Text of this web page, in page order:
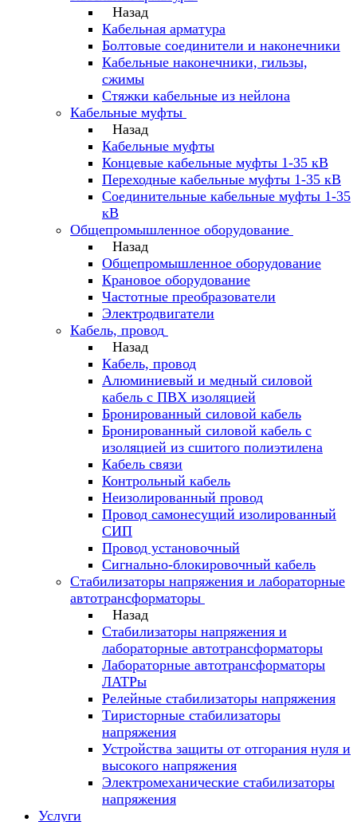
Назад
Кабельная арматура
Болтовые соединители и наконечники
Кабельные наконечники, гильзы,
сжимы
Стяжки кабельные из нейлона
Кабельные муфты
Назад
Кабельные муфты
Концевые кабельные муфты 1-35 кВ
Переходные кабельные муфты 1-35 кВ
Соединительные кабельные муфты 1-35
кВ
Общепромышленное оборудование
Назад
Общепромышленное оборудование
Крановое оборудование
Частотные преобразователи
Электродвигатели
Кабель, провод
Назад
Кабель, провод
Алюминиевый и медный силовой
кабель с ПВХ изоляцией
Бронированный силовой кабель
Бронированный силовой кабель с
изоляцией из сшитого полиэтилена
Кабель связи
Контрольный кабель
Неизолированный провод
Провод самонесущий изолированный
СИП
Провод установочный
Сигнально-блокировочный кабель
Стабилизаторы напряжения и лабораторные
автотрансформаторы
Назад
Стабилизаторы напряжения и
лабораторные автотрансформаторы
Лабораторные автотрансформаторы
ЛАТРы
Релейные стабилизаторы напряжения
Тиристорные стабилизаторы
напряжения
Устройства защиты от отгорания нуля и
высокого напряжения
Электромеханические стабилизаторы
напряжения
Услуги